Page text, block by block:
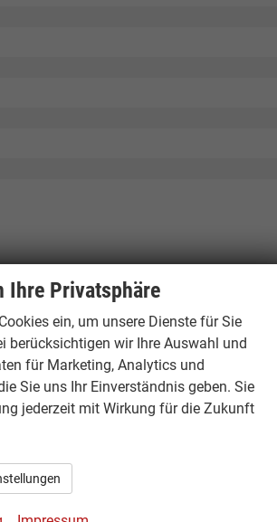
USB-Kabel) , Bluetooth, 4
Google etc.
Ihre Privatsphäre
ein, um unsere Dienste für Sie
berücksichtigen wir Ihre Auswahl und
für Marketing, Analytics und
Sie uns Ihr Einverständnis geben. Sie
jederzeit mit Wirkung für die Zukunft